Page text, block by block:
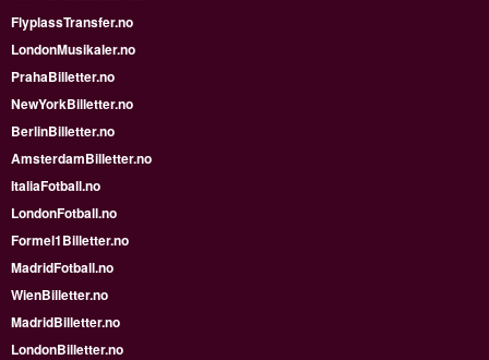
FlyplassTransfer.no
LondonMusikaler.no
PrahaBilletter.no
NewYorkBilletter.no
BerlinBilletter.no
AmsterdamBilletter.no
ItaliaFotball.no
LondonFotball.no
Formel1Billetter.no
MadridFotball.no
WienBilletter.no
MadridBilletter.no
LondonBilletter.no